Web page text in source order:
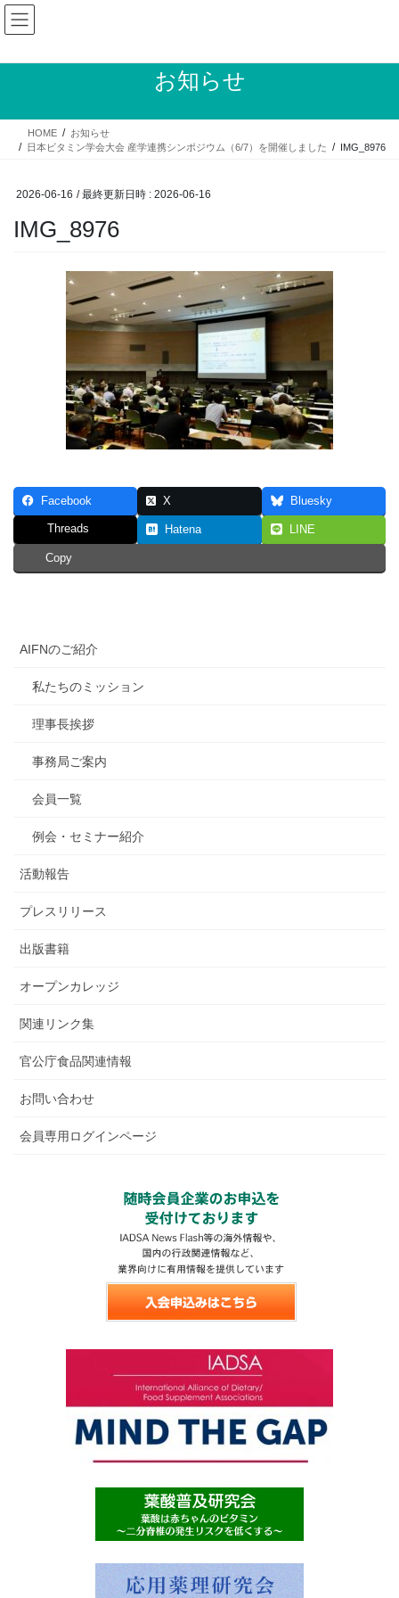
コ
ン
ン
ス
ナ
ビ
ー
ン
お知らせ
HOME
お知らせ
日本ビタミン学会大会 産学連携シンポジウム（6/7）を開催しました
IMG_8976
2026-06-16 / 最終更新日時 : 2026-06-16
IMG_8976
Facebook X Bluesky
Threads Hatena LINE
Copy
AIFNのご紹介
私たちのミッション
理事長挨拶
事務局ご案内
会員一覧
例会・セミナー紹介
活動報告
プレスリリース
出版書籍
オープンカレッジ
関連リンク集
官公庁食品関連情報
お問い合わせ
会員専用ログインページ